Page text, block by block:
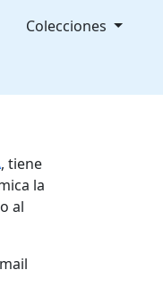
Colecciones
, tiene
la
al